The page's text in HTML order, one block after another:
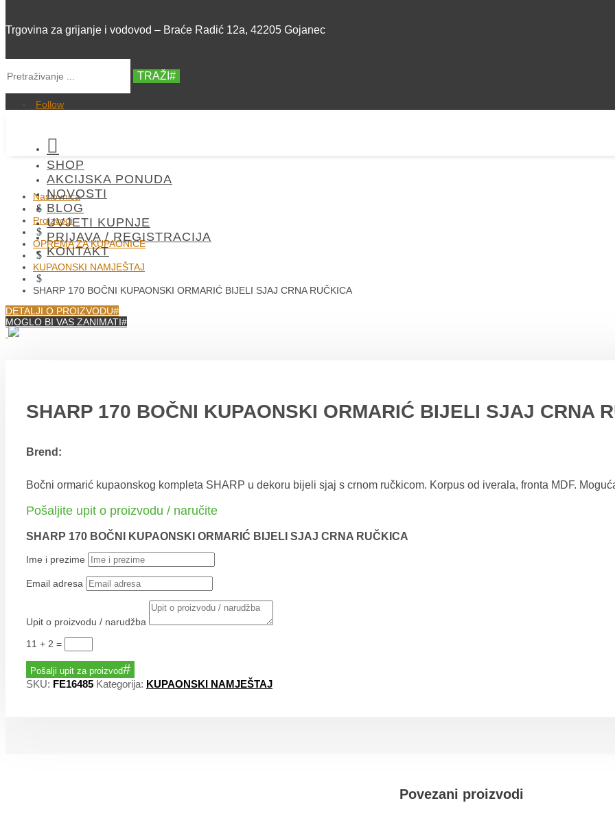
Trgovina za grijanje i vodovod – Braće Radić 12a, 42205 Gojanec
TRAŽI
Follow

SHOP
AKCIJSKA PONUDA
NOVOSTI
BLOG
UVJETI KUPNJE
PRIJAVA / REGISTRACIJA
KONTAKT
Naslovnica
$
Proizvodi
$
OPREMA ZA KUPAONICE
$
KUPAONSKI NAMJEŠTAJ
$
SHARP 170 BOČNI KUPAONSKI ORMARIĆ BIJELI SJAJ CRNA RUČKICA
DETALJI O PROIZVODU
MOGLO BI VAS ZANIMATI
SHARP 170 BOČNI KUPAONSKI ORMARIĆ BIJELI SJAJ CRNA
Brend:
Bočni ormarić kupaonskog kompleta SHARP u dekoru bijeli sjaj s crnom ručkicom. Korpus od iverala, fronta MDF.
Pošaljite upit o proizvodu / naručite
SHARP 170 BOČNI KUPAONSKI ORMARIĆ BIJELI SJAJ CRNA RUČKICA
Ime i prezime
Email adresa
Upit o proizvodu / narudžba
11 + 2 =
Pošalji upit za proizvod
SKU: FE16485 Kategorija: KUPAONSKI NAMJEŠTAJ
Povezani proizvodi